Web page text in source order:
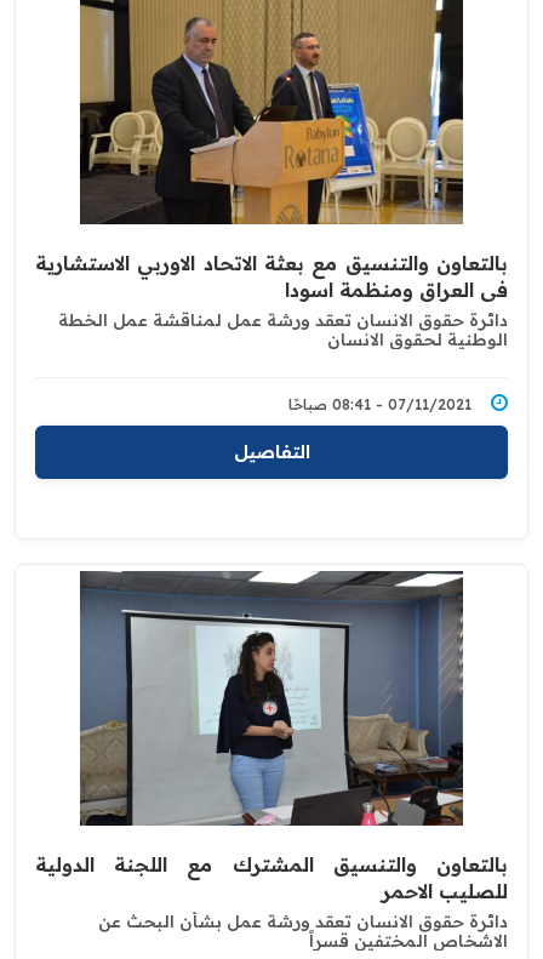
بالتعاون والتنسيق مع بعثة الاتحاد الاوربي الاستشارية
‏في العراق ومنظمة اسودا
دائرة حقوق الانسان تعقد ورشة عمل لمناقشة عمل ‏الخطة
الوطنية لحقوق الانسان ‏
07/11/2021 - 08:41 صباحًا
التفاصيل
بالتعاون والتنسيق المشترك مع اللجنة الدولية
للصليب ‏الاحمر
دائرة حقوق الانسان تعقد ورشة عمل بشأن البحث عن
‏الاشخاص المختفين قسراً